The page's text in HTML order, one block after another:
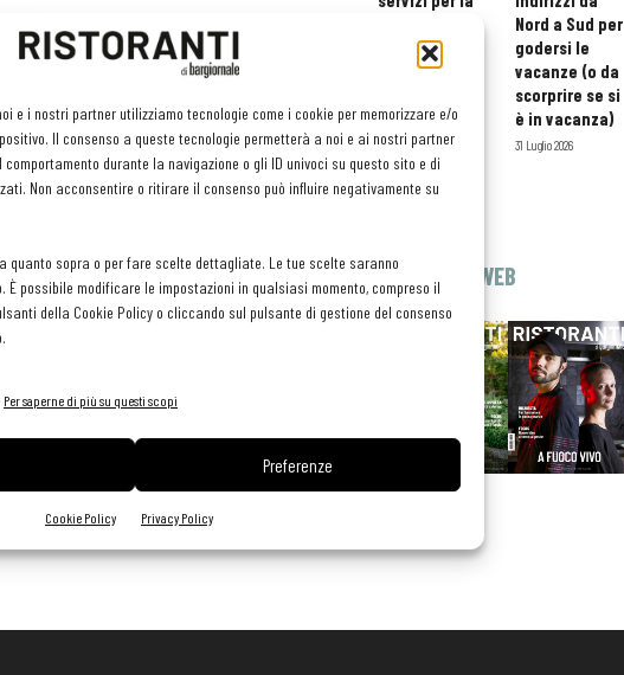
e i nostri partner utilizziamo tecnologie come i cookie per memorizzare e/o
Il consenso a queste tecnologie permetterà a noi e ai nostri partner
durante la navigazione o gli ID univoci su questo sito e di
Non acconsentire o ritirare il consenso può influire negativamente su
quanto sopra o per fare scelte dettagliate. Le tue scelte saranno
possibile modificare le impostazioni in qualsiasi momento, compreso il
della Cookie Policy o cliccando sul pulsante di gestione del consenso
Per saperne di più su questi scopi
Preferenze
Cookie Policy Privacy Policy
orario esteso
e tessera
professionisti
HoReCa
29 Luglio 2026
Nord a Sud per
godersi le
vacanze (o da
scorprire se si
è in vacanza)
31 Luglio 2026
EDICOLA WEB